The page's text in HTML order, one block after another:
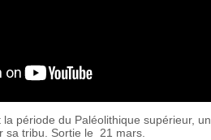
la période du Paléolithique supérieur,
sa tribu. Sortie le 21 mars.